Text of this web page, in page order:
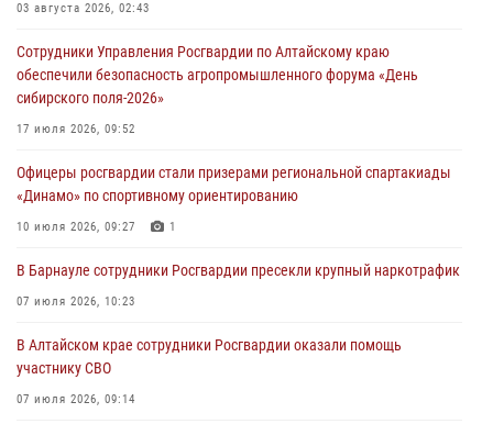
03 августа 2026, 02:43
Сотрудники Управления Росгвардии по Алтайскому краю
обеспечили безопасность агропромышленного форума «День
сибирского поля-2026»
17 июля 2026, 09:52
Офицеры росгвардии стали призерами региональной спартакиады
«Динамо» по спортивному ориентированию
10 июля 2026, 09:27 1
В Барнауле сотрудники Росгвардии пресекли крупный наркотрафик
07 июля 2026, 10:23
В Алтайском крае сотрудники Росгвардии оказали помощь
участнику СВО
07 июля 2026, 09:14